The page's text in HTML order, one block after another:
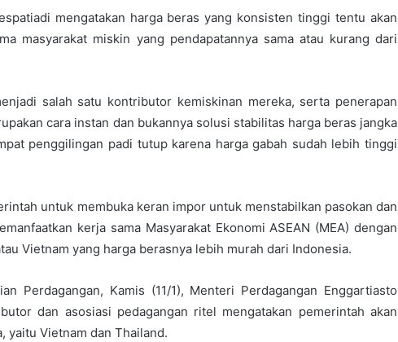
mengatakan harga beras yang konsisten tinggi tentu akan
masyarakat miskin yang pendapatannya sama atau kurang dari
salah satu kontributor kemiskinan mereka, serta penerapan
cara instan dan bukannya solusi stabilitas harga beras jangka
penggilingan padi tutup karena harga gabah sudah lebih tinggi
untuk membuka keran impor untuk menstabilkan pasokan dan
kerja sama Masyarakat Ekonomi ASEAN (MEA) dengan
Vietnam yang harga berasnya lebih murah dari Indonesia.
Perdagangan, Kamis (11/1), Menteri Perdagangan Enggartiasto
dan asosiasi pedagangan ritel mengatakan pemerintah akan
yaitu Vietnam dan Thailand.